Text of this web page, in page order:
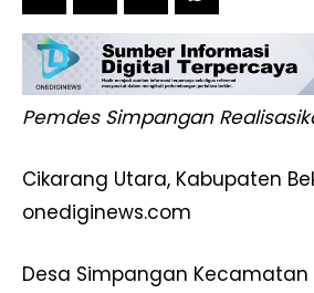
Pemdes Simpangan
Cikarang Utara, Kabupaten
onediginews.com
Desa Simpangan Kecamatan